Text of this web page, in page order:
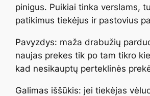
pinigus. Puikiai tinka verslams,
patikimus tiekėjus ir pastovius
Pavyzdys: maža drabužių
naujas prekes tik po tam tikro
kad nesikauptų perteklinės
Galimas iššūkis: jei tiekėjas